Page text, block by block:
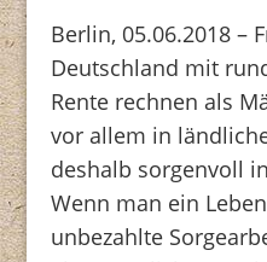
Berlin, 05.06.2018 –
Deutschland mit
Rente rechnen als
vor allem in
deshalb sorgenvoll
Wenn man ein
unbezahlte